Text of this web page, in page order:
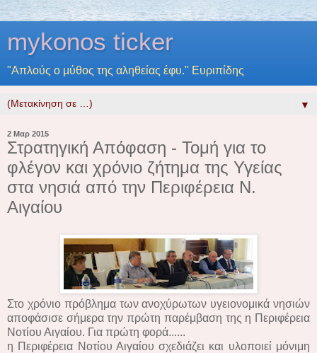
mykonos ticker
"Απλούς ο μύθος της αληθείας έφυ." Ευριπίδης
▼
2 Μαρ 2015
Στρατηγική Απόφαση - Τομή για το
φλέγον και χρόνιο ζήτημα της Υγείας
στα νησιά από την Περιφέρεια Ν.
Αιγαίου
Στο χρόνιο πρόβλημα των ανοχύρωτων υγειονομικά νησιών
αποφάσισε σήμερα την πρώτη παρέμβαση της η Περιφέρεια
Νοτίου Αιγαίου. Για πρώτη φορά......
η Περιφέρεια Νοτίου Αιγαίου σχεδιάζει και υλοποιεί μόνιμη